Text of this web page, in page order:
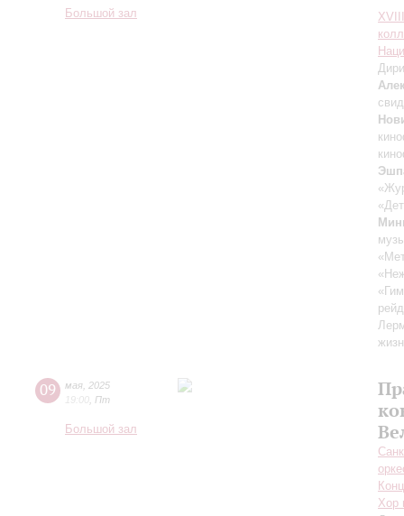
Большой зал
09 мая 2025
19:00 Пт
Большой зал
Хор